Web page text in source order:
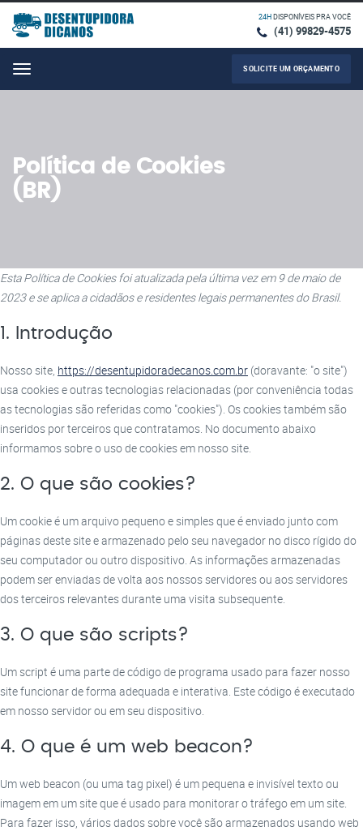
24HDISPONÍVEIS PRA VOCÊ
(41) 99829-4575
Menu SOLICITE UM ORÇAMENTO
Política de Cookies
(BR)
Esta Política de Cookies foi atualizada pela última vez em 9 de maio de
2023 e se aplica a cidadãos e residentes legais permanentes do Brasil.
1. Introdução
Nosso site, https://desentupidoradecanos.com.br (doravante: "o site")
usa cookies e outras tecnologias relacionadas (por conveniência todas
as tecnologias são referidas como "cookies"). Os cookies também são
inseridos por terceiros que contratamos. No documento abaixo
informamos sobre o uso de cookies em nosso site.
2. O que são cookies?
Um cookie é um arquivo pequeno e simples que é enviado junto com
páginas deste site e armazenado pelo seu navegador no disco rígido do
seu computador ou outro dispositivo. As informações armazenadas
podem ser enviadas de volta aos nossos servidores ou aos servidores
dos terceiros relevantes durante uma visita subsequente.
3. O que são scripts?
Um script é uma parte de código de programa usado para fazer nosso
site funcionar de forma adequada e interativa. Este código é executado
em nosso servidor ou em seu dispositivo.
4. O que é um web beacon?
Um web beacon (ou uma tag pixel) é um pequena e invisível texto ou
imagem em um site que é usado para monitorar o tráfego em um site.
Para fazer isso, vários dados sobre você são armazenados usando web